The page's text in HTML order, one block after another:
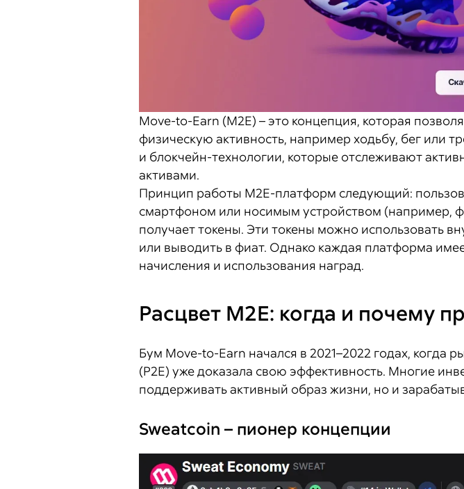
Move-to-Earn (M2E) – это концепция, которая
физическую активность, например ходьбу, бег или
и блокчейн-технологии, которые отслеживают
активами.
Принцип работы M2E-платформ следующий:
смартфоном или носимым устройством (например,
получает токены. Эти токены можно использовать
или выводить в фиат. Однако каждая платформа
начисления и использования наград.
Расцвет M2E: когда и почему
Бум Move-to-Earn начался в 2021–2022 годах,
(P2E) уже доказала свою эффективность. Многие
поддерживать активный образ жизни, но и
Sweatcoin – пионер концепции